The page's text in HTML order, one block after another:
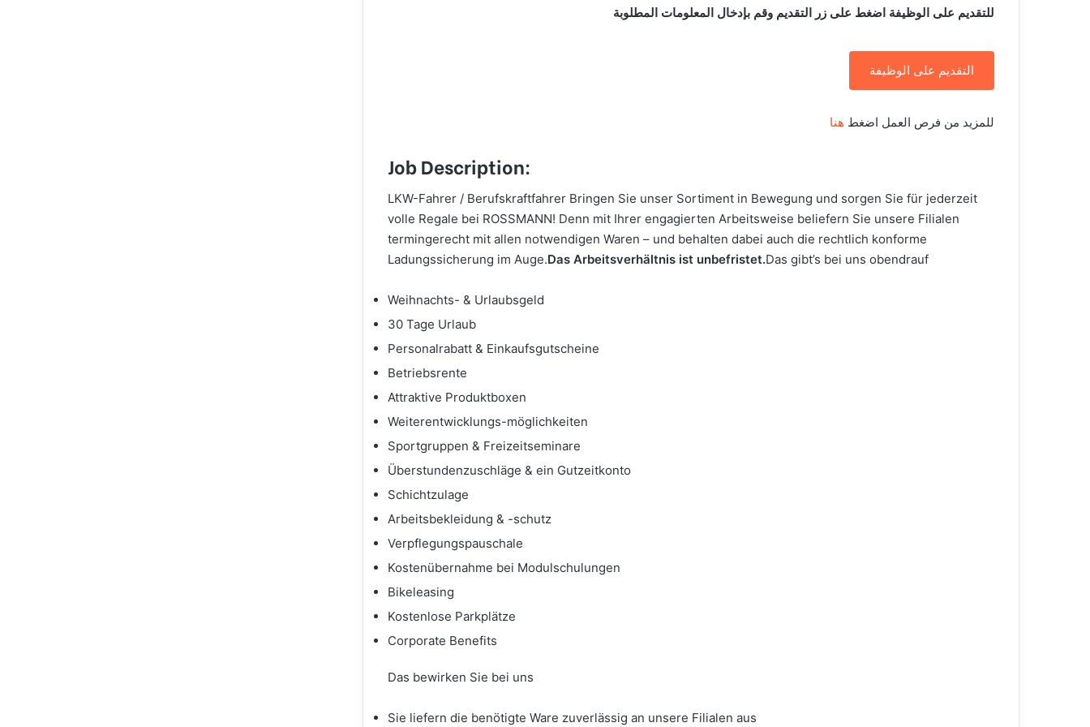
للتقديم على الوظيفة اضغط على زر التقديم وقم بإدخال المعلومات المطلوبة
التقديم على الوظيفة
للمزيد من فرص العمل اضغط هنا
Job Description:
LKW-Fahrer / Berufskraftfahrer Bringen Sie unser Sortiment in Bewegung und sorgen Sie für jederzeit
volle Regale bei ROSSMANN! Denn mit Ihrer engagierten Arbeitsweise beliefern Sie unsere Filialen
termingerecht mit allen notwendigen Waren – und behalten dabei auch die rechtlich konforme
Ladungssicherung im Auge.Das Arbeitsverhältnis ist unbefristet.Das gibt’s bei uns obendrauf
Weihnachts- & Urlaubsgeld
30 Tage Urlaub
Personalrabatt & Einkaufsgutscheine
Betriebsrente
Attraktive Produktboxen
Weiterentwicklungs-möglichkeiten
Sportgruppen & Freizeitseminare
Überstundenzuschläge & ein Gutzeitkonto
Schichtzulage
Arbeitsbekleidung & -schutz
Verpflegungspauschale
Kostenübernahme bei Modulschulungen
Bikeleasing
Kostenlose Parkplätze
Corporate Benefits
Das bewirken Sie bei uns
Sie liefern die benötigte Ware zuverlässig an unsere Filialen aus